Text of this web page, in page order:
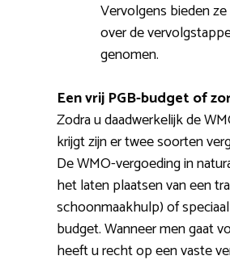
Vervolgens bieden
over de
genomen.
Een vrij PGB-budget of
Zodra u daadwerkelijk de
krijgt zijn er twee soorten
De WMO-vergoeding in
het laten plaatsen van een
schoonmaakhulp) of
budget. Wanneer men gaat
heeft u recht op een vaste